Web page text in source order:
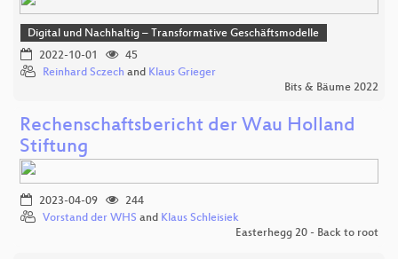
Digital und Nachhaltig – Transformative Geschäftsmodelle
2022-10-01
45
Reinhard Sczech and Klaus Grieger
Bits & Bäume 2022
Rechenschaftsbericht der Wau Holland
Stiftung
2023-04-09
244
Vorstand der WHS and Klaus Schleisiek
Easterhegg 20 - Back to root